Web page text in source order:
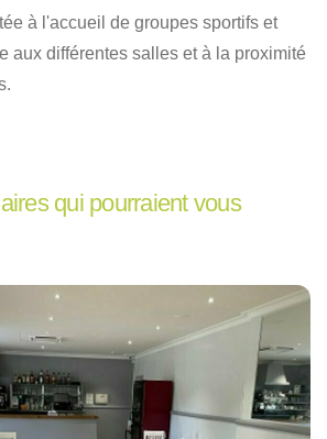
à l'accueil de groupes sportifs et
aux différentes salles et à la proximité
qui pourraient vous